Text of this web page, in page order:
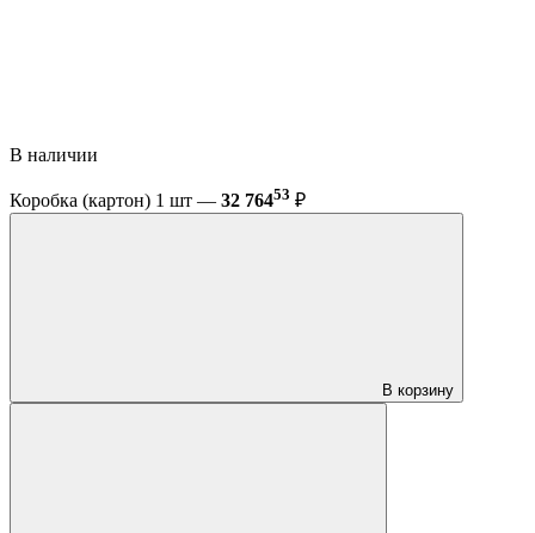
В наличии
Коробка (картон) 1 шт — 32 76453 ₽
В корзину